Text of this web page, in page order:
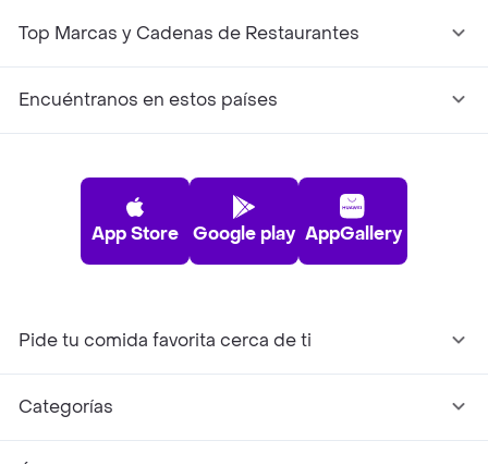
Top Marcas y Cadenas de Restaurantes
Encuéntranos en estos países
App Store Google play AppGallery
Pide tu comida favorita cerca de ti
Categorías